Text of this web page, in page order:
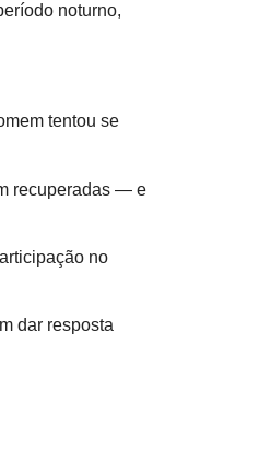
noturno,
tentou se
recuperadas — e
no
dar resposta